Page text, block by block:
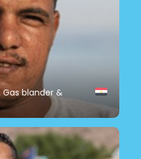
blander &